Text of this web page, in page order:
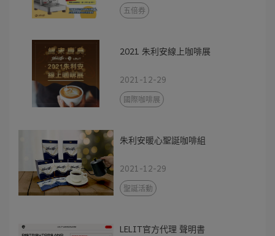
五倍券
2021 朱利安線上咖啡展
2021-12-29
國際咖啡展
朱利安暖心聖誕咖啡組
2021-12-29
聖誕活動
LELIT官方代理 聲明書